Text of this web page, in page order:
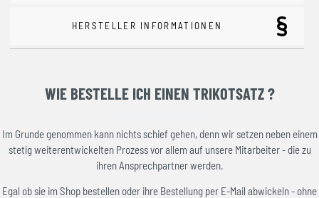
HERSTELLER INFORMATIONEN
WIE BESTELLE ICH EINEN TRIKOTSATZ ?
Im Grunde genommen kann nichts schief gehen, denn wir setzen neben einem
stetig weiterentwickelten Prozess vor allem auf unsere Mitarbeiter - die zu
ihren Ansprechpartner werden.
Egal ob sie im Shop bestellen oder ihre Bestellung per E-Mail abwickeln - ohne